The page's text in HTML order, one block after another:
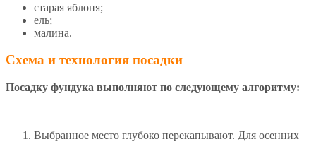
старая яблоня;
ель;
малина.
Схема и технология посадки
Посадку фундука выполняют по следующему алгоритму:
Выбранное место глубоко перекапывают. Для осенних